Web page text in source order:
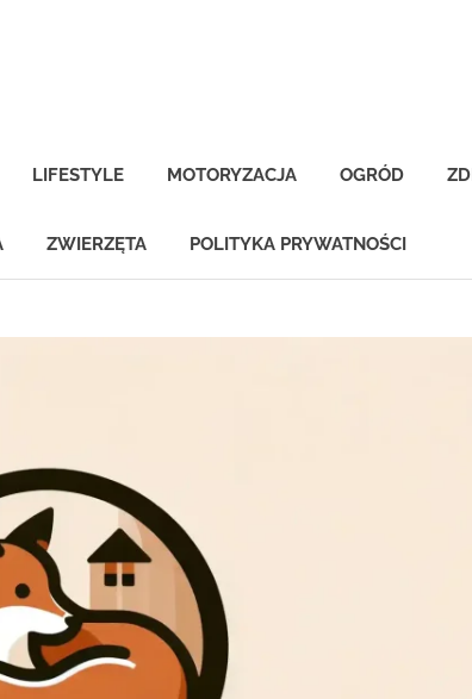
LIFESTYLE MOTORYZACJA OGRÓD
ZWIERZĘTA POLITYKA PRYWATNOŚCI